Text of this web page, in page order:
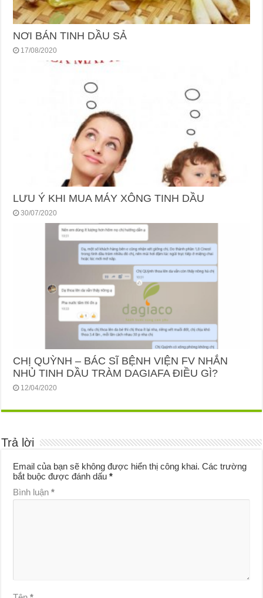
NƠI BÁN TINH DẦU SẢ
17/08/2020
LƯU Ý KHI MUA MÁY XÔNG TINH DẦU
30/07/2020
CHỊ QUỲNH – BÁC SĨ BỆNH VIỆN FV NHẮN
NHỦ TINH DẦU TRÀM DAGIAFA ĐIỀU GÌ?
12/04/2020
Trả lời
Email của bạn sẽ không được hiển thị công khai. Các trường
bắt buộc được đánh dấu*
Bình luận*